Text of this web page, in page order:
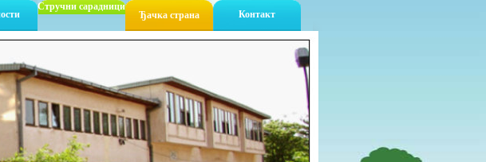
Стручни сарадници
Ђачка страна Контакт